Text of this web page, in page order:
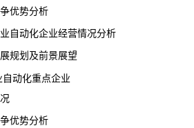
势分析
化企业经营情况分析
划及前景展望
动化重点企业
势分析